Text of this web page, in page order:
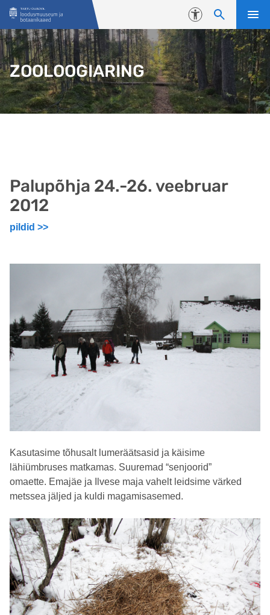
Liigu edasi põhisisu juurde
Juurdepääsetavus
ZOOLOOGIARING
Palupõhja 24.-26. veebruar
2012
pildid >>
Kasutasime tõhusalt lumeräätsasid ja käisime
lähiümbruses matkamas. Suuremad “senjoorid”
omaette. Emajäe ja Ilvese maja vahelt leidsime värked
metssea jäljed ja kuldi magamisasemed.